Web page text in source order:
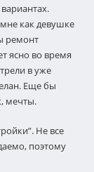
как девушке
ремонт
ясно во время
в уже
Еще бы
мечты.
Не все
поэтому